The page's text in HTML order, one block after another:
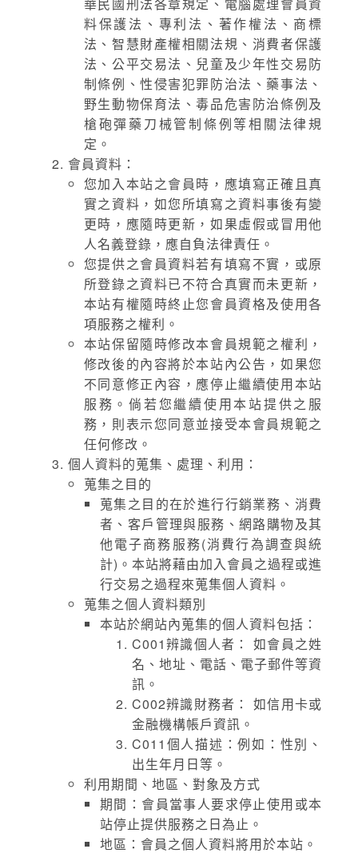
料保護法、專利法、著作權法、商標
法、智慧財產權相關法規、消費者保護
法、公平交易法、兒童及少年性交易防
制條例、性侵害犯罪防治法、藥事法、
野生動物保育法、毒品危害防治條例及
槍砲彈藥刀械管制條例等相關法律規
定。
會員資料：
您加入本站之會員時，應填寫正確且真
實之資料，如您所填寫之資料事後有變
更時，應隨時更新，如果虛假或冒用他
人名義登錄，應自負法律責任。
您提供之會員資料若有填寫不實，或原
所登錄之資料已不符合真實而未更新，
本站有權隨時終止您會員資格及使用各
項服務之權利。
本站保留隨時修改本會員規範之權利，
修改後的內容將於本站內公告，如果您
不同意修正內容，應停止繼續使用本站
服務。倘若您繼續使用本站提供之服
務，則表示您同意並接受本會員規範之
任何修改。
個人資料的蒐集、處理、利用：
蒐集之目的
蒐集之目的在於進行行銷業務、消費
者、客戶管理與服務、網路購物及其
他電子商務服務(消費行為調查與統
計)。本站將藉由加入會員之過程或進
行交易之過程來蒐集個人資料。
蒐集之個人資料類別
本站於網站內蒐集的個人資料包括：
C001辨識個人者： 如會員之姓
名、地址、電話、電子郵件等資
訊。
C002辨識財務者： 如信用卡或
金融機構帳戶資訊。
C011個人描述：例如：性別、
出生年月日等。
利用期間、地區、對象及方式
期間：會員當事人要求停止使用或本
站停止提供服務之日為止。
地區：會員之個人資料將用於本站。